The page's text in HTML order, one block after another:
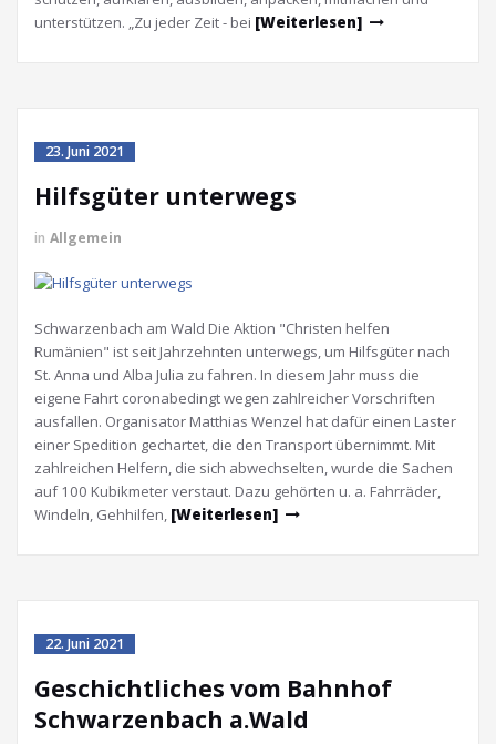
unterstützen. „Zu jeder Zeit - bei [Weiterlesen]
23. Juni 2021
Hilfsgüter unterwegs
in Allgemein
Schwarzenbach am Wald Die Aktion "Christen helfen
Rumänien" ist seit Jahrzehnten unterwegs, um Hilfsgüter nach
St. Anna und Alba Julia zu fahren. In diesem Jahr muss die
eigene Fahrt coronabedingt wegen zahlreicher Vorschriften
ausfallen. Organisator Matthias Wenzel hat dafür einen Laster
einer Spedition gechartet, die den Transport übernimmt. Mit
zahlreichen Helfern, die sich abwechselten, wurde die Sachen
auf 100 Kubikmeter verstaut. Dazu gehörten u. a. Fahrräder,
Windeln, Gehhilfen, [Weiterlesen]
22. Juni 2021
Geschichtliches vom Bahnhof
Schwarzenbach a.Wald